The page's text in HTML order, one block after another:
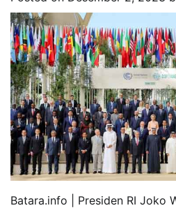
Batara.info | Presiden RI Joko